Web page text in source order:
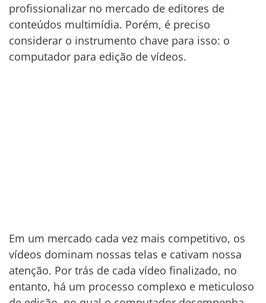
profissionalizar no mercado de editores de
conteúdos multimídia. Porém, é preciso
considerar o instrumento chave para isso: o
computador para edição de vídeos.
Em um mercado cada vez mais competitivo, os
vídeos dominam nossas telas e cativam nossa
atenção. Por trás de cada vídeo finalizado, no
entanto, há um processo complexo e meticuloso